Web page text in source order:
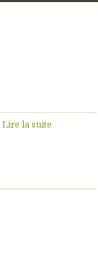
Lire la suite